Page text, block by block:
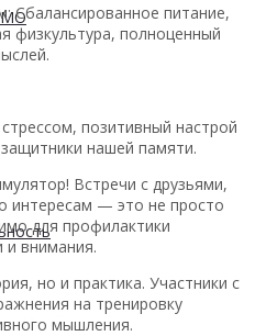
МО
Сбалансированное питание,
физкультура, полноценный
позитивный настрой
нашей памяти.
Встречи с друзьями,
интересам — это не просто
для профилактики
и внимания.
но и практика. Участники с
на тренировку
мышления.